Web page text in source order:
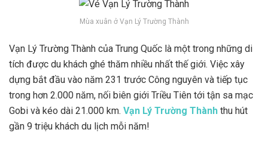
Mùa xuân ở Vạn Lý Trường Thành
Vạn Lý Trường Thành của Trung Quốc là một trong những di
tích được du khách ghé thăm nhiều nhất thế giới. Việc xây
dựng bắt đầu vào năm 231 trước Công nguyên và tiếp tục
trong hơn 2.000 năm, nối biên giới Triều Tiên tới tận sa mạc
Gobi và kéo dài 21.000 km. Vạn Lý Trường Thành thu hút
gần 9 triệu khách du lịch mỗi năm!